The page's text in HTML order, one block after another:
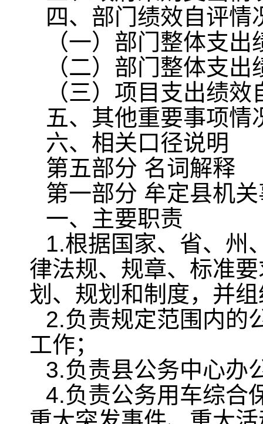
四、部门绩效自评情
（一）部门整体支
（二）部门整体支
（三）项目支出绩效
五、其他重要事项情
六、相关口径说明
第五部分 名词解释
第一部分 牟定县机
一、主要职责
1.根据国家、省、州
律法规、规章、标准
划、规划和制度，并
2.负责规定范围内的
工作；
3.负责县公务中心办
4.负责公务用车综合